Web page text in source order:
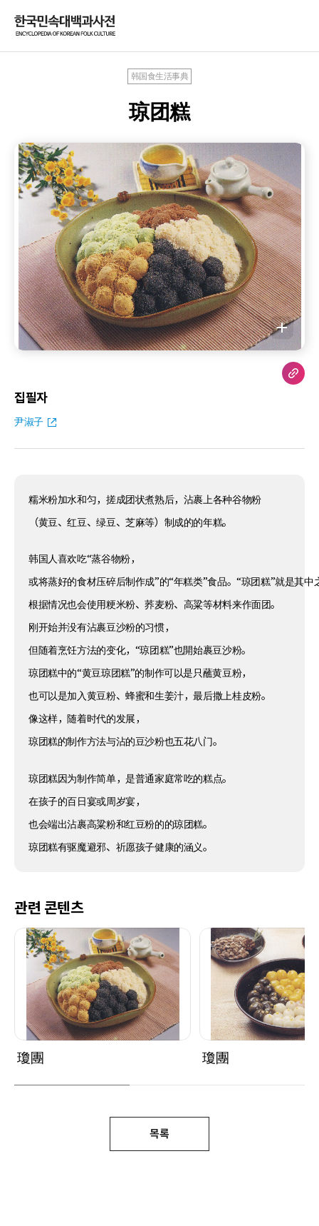
韩国食生活事典
琼团糕
집필자
尹淑子
糯米粉加水和匀，搓成团状煮熟后，沾裹上各种谷物粉
（黄豆、红豆、绿豆、芝麻等）制成的的年糕。
韩国人喜欢吃“蒸谷物粉，
或将蒸好的食材压碎后制作成”的“年糕类”食品。“琼团糕”就是其
根据情况也会使用粳米粉、荞麦粉、高粱等材料来作面团。
刚开始并没有沾裹豆沙粉的习惯，
但随着烹饪方法的变化，“琼团糕”也開始裹豆沙粉。
琼团糕中的“黄豆琼团糕”的制作可以是只蘸黄豆粉，
也可以是加入黄豆粉、蜂蜜和生姜汁，最后撒上桂皮粉。
像这样，随着时代的发展，
琼团糕的制作方法与沾的豆沙粉也五花八门。
琼团糕因为制作简单，是普通家庭常吃的糕点。
在孩子的百日宴或周岁宴，
也会端出沾裹高粱粉和红豆粉的的琼团糕。
琼团糕有驱魔避邪、祈愿孩子健康的涵义。
관련 콘텐츠
瓊團 瓊團
목록